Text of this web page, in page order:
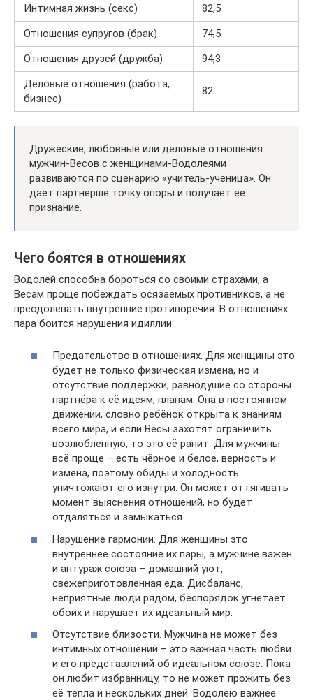
Интимная жизнь (секс)
82,5
Отношения супругов (брак)
74,5
Отношения друзей (дружба)
94,3
Деловые отношения (работа,
бизнес)
82
Дружеские, любовные или деловые отношения
мужчин-Весов с женщинами-Водолеями
развиваются по сценарию «учитель-ученица». Он
дает партнерше точку опоры и получает ее
признание.
Чего боятся в отношениях
Водолей способна бороться со своими страхами, а
Весам проще побеждать осязаемых противников, а не
преодолевать внутренние противоречия. В отношениях
пара боится нарушения идиллии:
Предательство в отношениях. Для женщины это
будет не только физическая измена, но и
отсутствие поддержки, равнодушие со стороны
партнёра к её идеям, планам. Она в постоянном
движении, словно ребёнок открыта к знаниям
всего мира, и если Весы захотят ограничить
возлюбленную, то это её ранит. Для мужчины
всё проще – есть чёрное и белое, верность и
измена, поэтому обиды и холодность
уничтожают его изнутри. Он может оттягивать
момент выяснения отношений, но будет
отдаляться и замыкаться.
Нарушение гармонии. Для женщины это
внутреннее состояние их пары, а мужчине важен
и антураж союза – домашний уют,
свежеприготовленная еда. Дисбаланс,
неприятные люди рядом, беспорядок угнетает
обоих и нарушает их идеальный мир.
Отсутствие близости. Мужчина не может без
интимных отношений – это важная часть любви
и его представлений об идеальном союзе. Пока
он любит избранницу, то не может прожить без
её тепла и нескольких дней. Водолею важнее